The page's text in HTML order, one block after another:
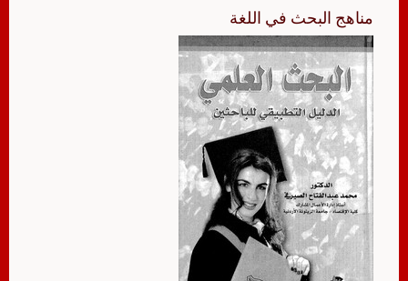
مناهج البحث في اللغة